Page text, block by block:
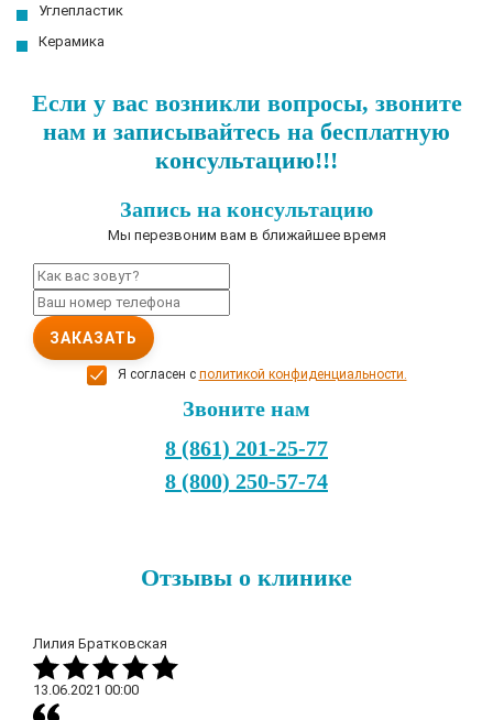
Углепластик
Керамика
Если у вас возникли вопросы, звоните
нам и записывайтесь на бесплатную
консультацию!!!
Запись на консультацию
Мы перезвоним вам в ближайшее время
ЗАКАЗАТЬ
Я согласен с политикой конфиденциальности.
Звоните нам
8 (861) 201-25-77
8 (800) 250-57-74
Отзывы о клинике
Лилия Братковская
13.06.2021 00:00